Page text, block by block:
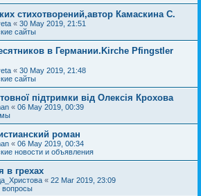
стихотворений,автор Камаскина С.
« 30 May 2019, 21:51
сайты
в Германии.Kirche Pfingstler
« 30 May 2019, 21:48
сайты
підтримки від Олексія Крохова
« 06 May 2019, 00:39
роман
« 06 May 2019, 00:34
новости и объявления
в грехах
« 22 Mar 2019, 23:09